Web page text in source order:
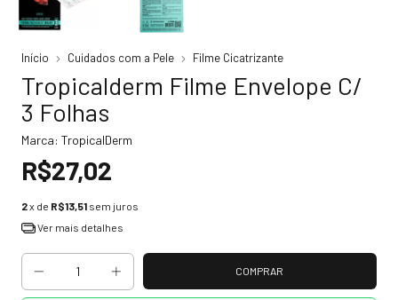
Início Cuidados com a Pele Filme Cicatrizante
Tropicalderm Filme Envelope C/
3 Folhas
Marca: TropicalDerm
R$27,02
2x de R$13,51 sem juros
Ver mais detalhes